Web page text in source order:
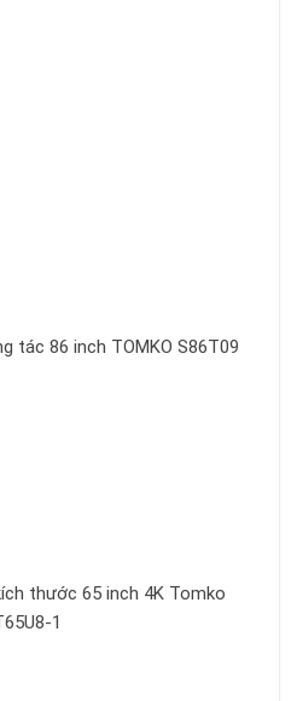
tác 86 inch TOMKO S86T09
thước 65 inch 4K Tomko
1